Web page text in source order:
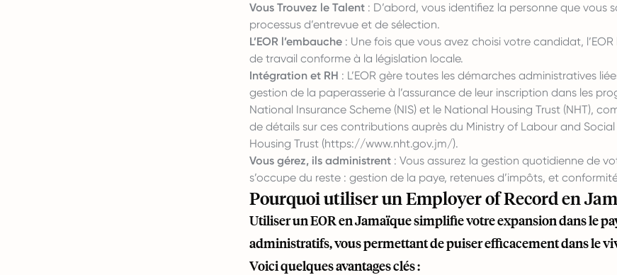
Vous Trouvez le Talent : D’abord, vous identifiez la personne que
processus d’entrevue et de sélection.
L’EOR l’embauche : Une fois que vous avez choisi votre candidat,
de travail conforme à la législation locale.
Intégration et RH : L’EOR gère toutes les démarches administratives
gestion de la paperasserie à l’assurance de leur inscription dans les
National Insurance Scheme (NIS) et le National Housing Trust (NHT),
de détails sur ces contributions auprès du Ministry of Labour and Social
Housing Trust (https://www.nht.gov.jm/).
Vous gérez, ils administrent : Vous assurez la gestion quotidienne de
s’occupe du reste : gestion de la paye, retenues d’impôts, et
Pourquoi utiliser un Employer of Record en
Utiliser un EOR en Jamaïque simplifie votre expansion dans le
administratifs, vous permettant de puiser efficacement dans le
Voici quelques avantages clés :